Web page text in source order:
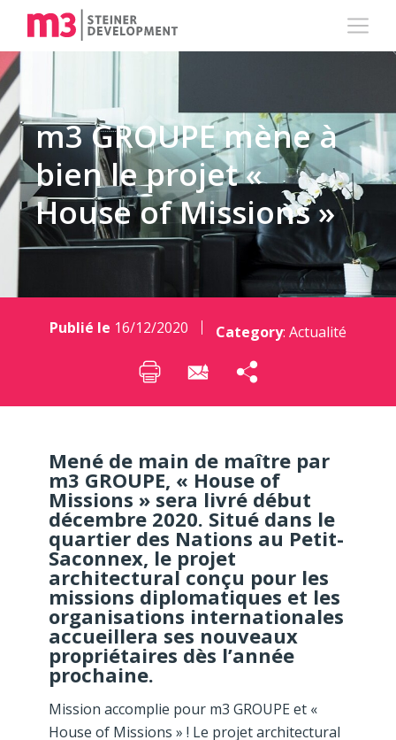
m3 GROUPE mène à
bien le projet «
House of Missions »
Publié le 16/12/2020 Category: Actualité
Mené de main de maître par
m3 GROUPE, « House of
Missions » sera livré début
décembre 2020. Situé dans le
quartier des Nations au Petit-
Saconnex, le projet
architectural conçu pour les
missions diplomatiques et les
organisations internationales
accueillera ses nouveaux
propriétaires dès l’année
prochaine.
Mission accomplie pour m3 GROUPE et «
House of Missions » ! Le projet architectural